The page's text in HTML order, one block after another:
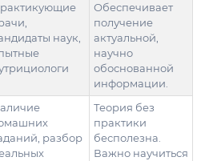
наук,
Обеспечивает
получение
актуальной,
научно
обоснованной
информации.
разбор
Теория без
практики
бесполезна.
Важно научиться